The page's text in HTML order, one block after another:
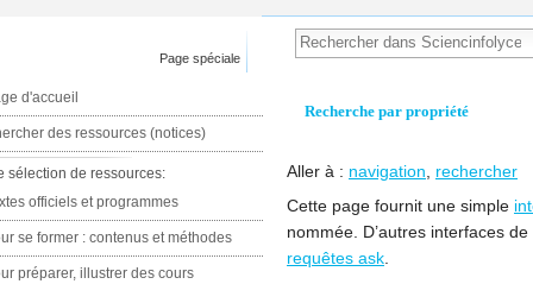
Recherche par propriété
Aller à : navigation
rechercher
Cette page fournit une simple
nommée. D’autres interfaces
requêtes ask
Page spéciale
d'accueil
des ressources (notices)
sélection de ressources:
officiels et programmes
se former : contenus et méthodes
préparer, illustrer des cours